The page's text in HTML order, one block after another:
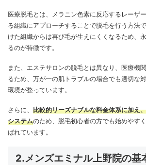
医療脱毛とは、メラニン色素に反応するレーザ
る組織にアプローチすることで脱毛を行う方法で
けた組織からは再び毛が生えにくくなるため、
るのが特徴です。
また、エステサロンの脱毛とは異なり、医療機
るため、万が一の肌トラブルの場合でも適切な
環境が整っています。
さらに、 比較的リーズナブルな料金体系に加え
システムのため、脱毛初心者の方でも始めやす
ばれています。
2.メンズエミナル上野院の基